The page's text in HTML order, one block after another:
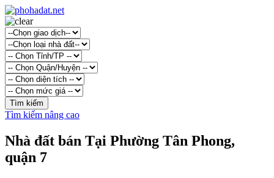
Tìm kiếm nâng cao
Nhà đất bán Tại Phường Tân Phong,
quận 7